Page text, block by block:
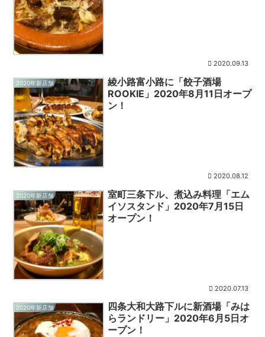
2020.09.13
2020年新店舗
綾小路富小路に「餃子酒場
ROOKIE」2020年8月11日オープ
ン！
2020.08.12
2020年新店舗
室町三条下ル、煮込み料理「エム
イソスタンド」2020年7月15日
オープン！
2020.07.13
2020年新店舗
四条大和大路下ルに新酒場「みは
らランドリー」2020年6月5日オ
ープン！